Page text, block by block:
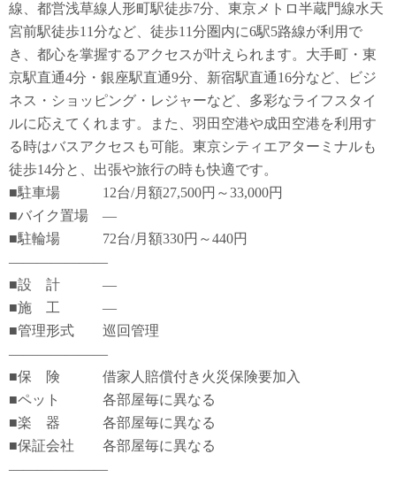
線、都営浅草線人形町駅徒歩7分、東京メトロ半蔵門線水天
宮前駅徒歩11分など、徒歩11分圏内に6駅5路線が利用で
き、都心を掌握するアクセスが叶えられます。大手町・東
京駅直通4分・銀座駅直通9分、新宿駅直通16分など、ビジ
ネス・ショッピング・レジャーなど、多彩なライフスタイ
ルに応えてくれます。また、羽田空港や成田空港を利用す
る時はバスアクセスも可能。東京シティエアターミナルも
徒歩14分と、出張や旅行の時も快適です。
■駐車場 12台/月額27,500円～33,000円
■バイク置場 ―
■駐輪場 72台/月額330円～440円
―――――――
■設 計 ―
■施 工 ―
■管理形式 巡回管理
―――――――
■保 険 借家人賠償付き火災保険要加入
■ペット 各部屋毎に異なる
■楽 器 各部屋毎に異なる
■保証会社 各部屋毎に異なる
―――――――